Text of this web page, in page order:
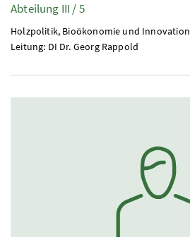
Abteilung III / 5
Holzpolitik, Bioökonomie und Innovation
Leitung: DI Dr. Georg Rappold